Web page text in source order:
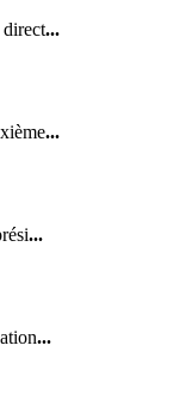
...
...
...
...